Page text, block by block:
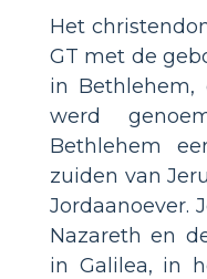
Het
GT met de
in Bethlehem,
werd
Bethlehem
zuiden van
Jordaanoever.
Nazareth en
in Galilea, in